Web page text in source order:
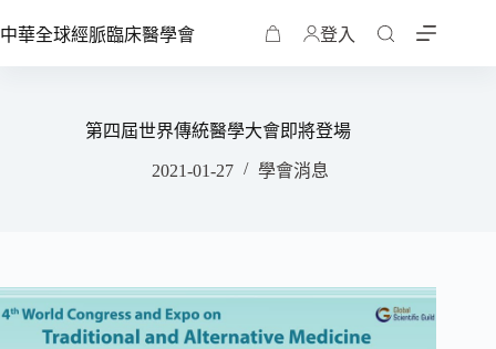
中華全球經脈臨床醫學會 登入
第四屆世界傳統醫學大會即將登場
2021-01-27 學會消息